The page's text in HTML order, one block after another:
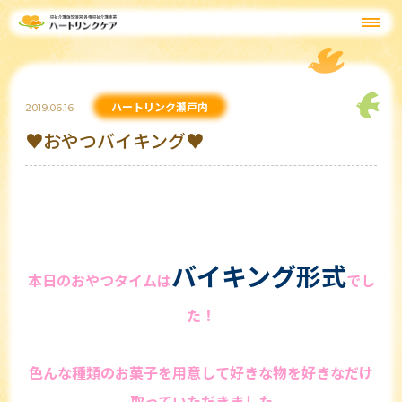
2019.06.16 ハートリンク瀬戸内
♥おやつバイキング♥
本日のおやつタイムはバイキング形式でし
た！
色んな種類のお菓子を用意して好きな物を好きなだけ